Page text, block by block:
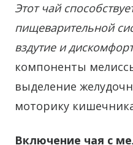
Этот чай
пищеварительной
вздутие и
компоненты
выделение
моторику
Включение чая с